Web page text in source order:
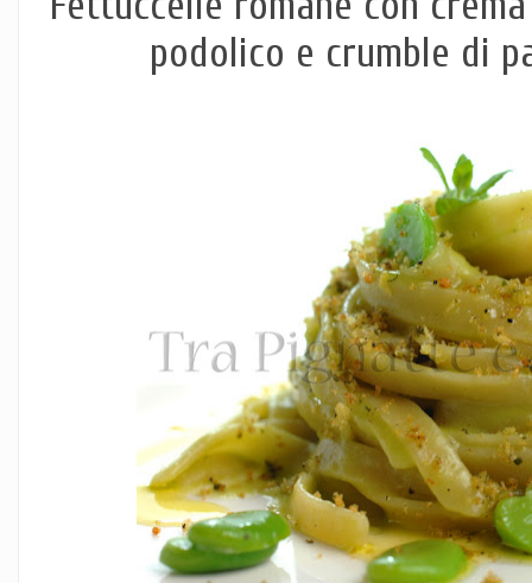
podolico e crumble di